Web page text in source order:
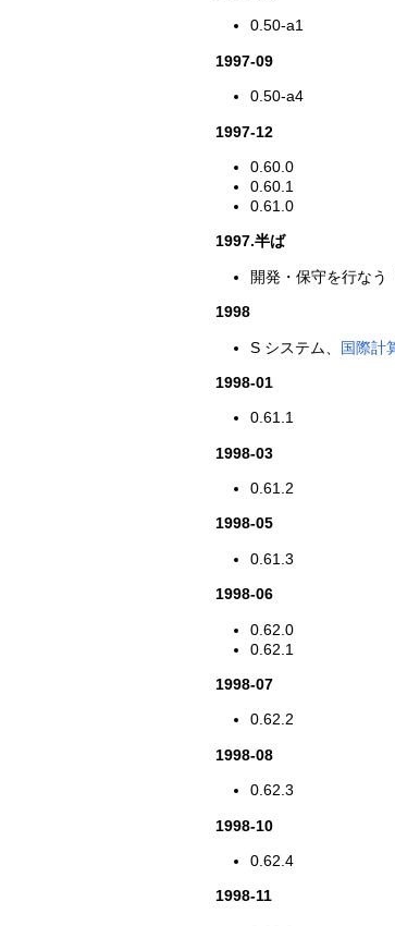
0.50-a1
1997-09
0.50-a4
1997-12
0.60.0
0.60.1
0.61.0
1997.半ば
開発・保守を行なう
1998
S システム、 国際計
1998-01
0.61.1
1998-03
0.61.2
1998-05
0.61.3
1998-06
0.62.0
0.62.1
1998-07
0.62.2
1998-08
0.62.3
1998-10
0.62.4
1998-11